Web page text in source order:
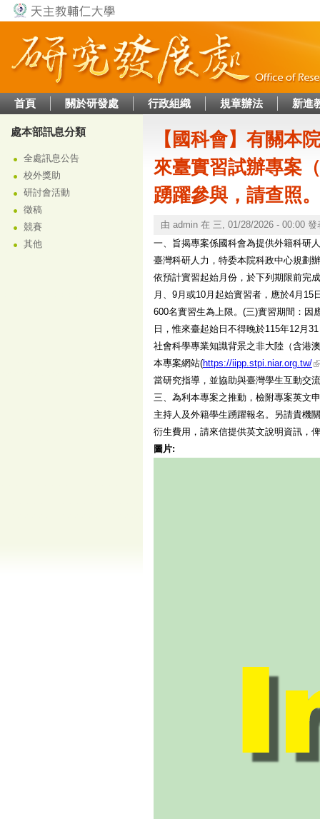
首頁 關於研發處 行政組織 規章辦法 新進
處本部訊息分類
全處訊息公告
校外獎助
研討會活動
徵稿
競賽
其他
【國科會】有關本
來臺實習試辦專案
踴躍參與，請查照。
由 admin 在 三, 01/28/2026 - 00:00 發
一、旨揭專案係國科會為提供外籍科研
臺灣科研人力，特委本院科政中心規劃
依預計實習起始月份，於下列期限前完
月、9月或10月起始實習者，應於4月
600名實習生為上限。(三)實習期間：因
日，惟來臺起始日不得晚於115年12月
社會科學專業知識背景之非大陸（含港
本專案網站(https://iipp.stpi.niar.org.tw/
當研究指導，並協助與臺灣學生互動交
三、為利本專案之推動，檢附專案英文
主持人及外籍學生踴躍報名。另請貴機
衍生費用，請來信提供英文說明資訊，
圖片: